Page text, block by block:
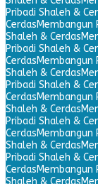
Pribadi Shaleh &
CerdasMembangun
Shaleh & Cerdas
Pribadi Shaleh &
CerdasMembangun
Shaleh & Cerdas
Pribadi Shaleh &
CerdasMembangun
Shaleh & Cerdas
Pribadi Shaleh &
CerdasMembangun
Shaleh & Cerdas
Pribadi Shaleh &
CerdasMembangun
Shaleh & Cerdas